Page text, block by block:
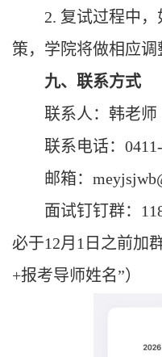
2. 复试过程中
策，学院将做相应调
九、联系方式
联系人：韩老师
联系电话：
邮箱：
面试钉钉群：
必于12月 1 日之前加
+报考导师姓名”）